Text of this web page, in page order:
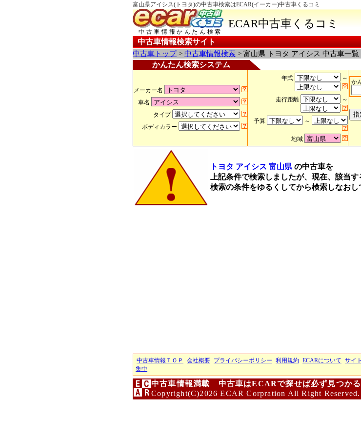
富山県アイシス(トヨタ)の中古車検索はECAR(イーカー)中古車くるコミ
中古車情報かんたん検索
ECAR中古車くるコミ
中古車情報検索サイト
中古車トップ> 中古車情報検索 > 富山県 トヨタ アイシス 中古車一覧
かんたん検索システム
メーカー名
車名
タイプ
ボディカラー
年式 ～
走行距離 ～
予算 ～
地域
か
トヨタ アイシス 富山県 の中古車を
上記条件で検索しましたが、現在、該当
検索の条件をゆるくしてから検索しなおし
中古車情報ＴＯＰ 会社概要 プライバシーポリシー 利用規約 ECARについて サイ
集中
中古車情報満載 中古車はECARで探せば必ず見つかる
Copyright(C)2026 ECAR Corpration All Right Reserved.